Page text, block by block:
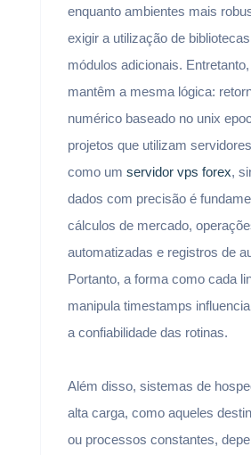
enquanto ambientes mais
exigir a utilização de
módulos adicionais.
mantêm a mesma lógica:
numérico baseado no unix
projetos que utilizam
como um servidor vps forex,
dados com precisão é
cálculos de mercado,
automatizadas e registros de
Portanto, a forma como cada
manipula timestamps
a confiabilidade das rotinas.
Além disso, sistemas de
alta carga, como aqueles
ou processos constantes,